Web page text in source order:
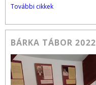
További cikkek
BÁRKA TÁBOR 2022